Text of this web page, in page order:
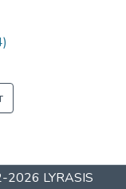
2026 LYRASIS